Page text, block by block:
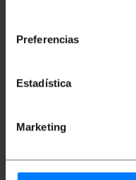
Preferencias
Estadística
Marketing
Miary i wagi
Wymiary
Środki w
Klasyfikacja